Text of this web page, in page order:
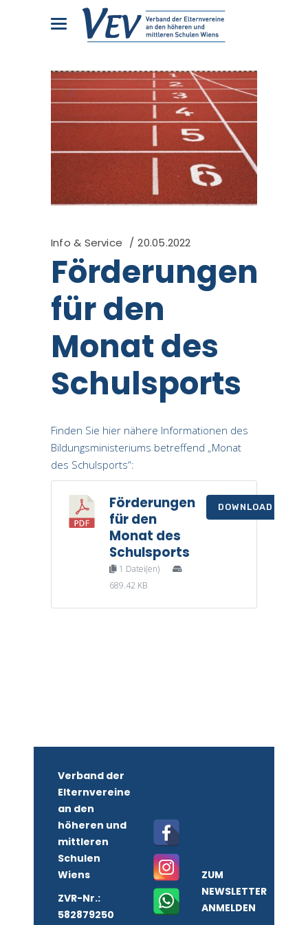
Info & Service 20.05.2022
Förderungen
für den
Monat des
Schulsports
Finden Sie hier nähere Informationen des
Bildungsministeriums betreffend „Monat
des Schulsports“:
Förderungen
für den
Monat des
Schulsports
1 Datei(en)
689.42 KB
DOWNLOAD
Verband der
Elternvereine
an den
höheren und
mittleren
Schulen
Wiens
ZVR-Nr.:
582879250
ZUM
NEWSLETTER
ANMELDEN